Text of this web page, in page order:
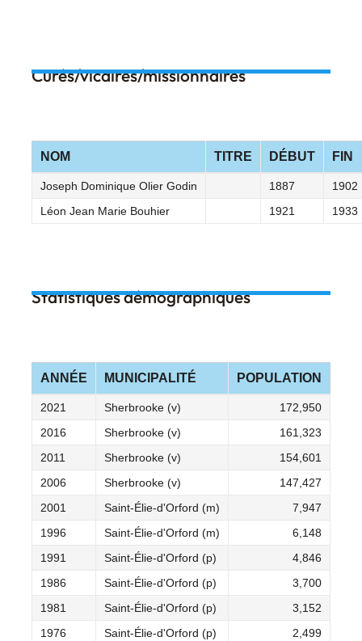
Curés/vicaires/missionnaires
NOM TITRE DÉBUT FIN
Joseph Dominique Olier Godin 1887
1902
Léon Jean Marie Bouhier
1921 1933
Statistiques démographiques
ANNÉE MUNICIPALITÉ POPULATION
2021 Sherbrooke (v)
172,950
2016
Sherbrooke (v)
161,323
2011
Sherbrooke (v)
154,601
2006
Sherbrooke (v)
147,427
2001
Saint-Élie-d'Orford (m)
7,947
1996
Saint-Élie-d'Orford (m)
6,148
1991
Saint-Élie-d'Orford (p)
4,846
1986
Saint-Élie-d'Orford (p)
3,700
1981
Saint-Élie-d'Orford (p)
3,152
1976
Saint-Élie-d'Orford (p)
2,499